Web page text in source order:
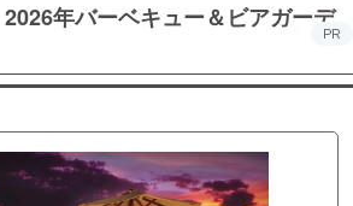
年バーベキュー＆ビアガーデ
PR